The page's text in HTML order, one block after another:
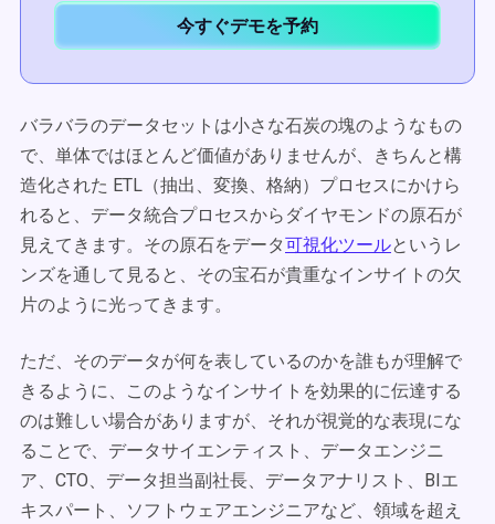
今すぐデモを予約
バラバラのデータセットは小さな石炭の塊のようなもの
で、単体ではほとんど価値がありませんが、きちんと構
造化された ETL（抽出、変換、格納）プロセスにかけら
れると、データ統合プロセスからダイヤモンドの原石が
見えてきます。その原石をデータ可視化ツールというレ
ンズを通して見ると、その宝石が貴重なインサイトの欠
片のように光ってきます。
ただ、そのデータが何を表しているのかを誰もが理解で
きるように、このようなインサイトを効果的に伝達する
のは難しい場合がありますが、それが視覚的な表現にな
ることで、データサイエンティスト、データエンジニ
ア、CTO、データ担当副社長、データアナリスト、BIエ
キスパート、ソフトウェアエンジニアなど、領域を超え